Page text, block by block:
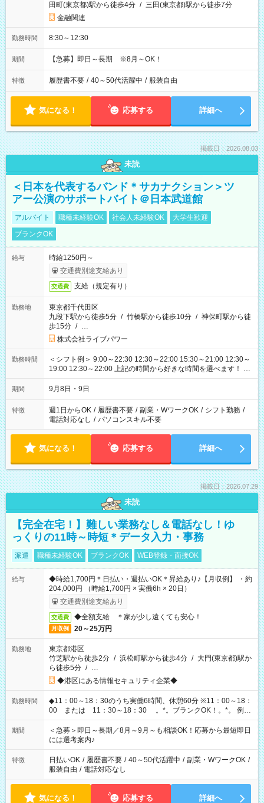
田町(東京都)駅から徒歩4分 / 三田(東京都)駅から徒歩7分
金融関連
勤務時間 8:30～12:30
期間 【急募】即日～長期 ※8月～OK！
特徴 履歴書不要 / 40～50代活躍中 / 服装自由
気になる！ 応募する 詳細へ
掲載日：2026.08.03
未読
＜日本を代表するバンド＊サカナクション＞ツ
アー公演のサポートバイト＠日本武道館
アルバイト 職種未経験OK 社会人未経験OK
大学生歓迎
ブランクOK
給与
時給1250円～
交通費別途支給あり
交通費 支給（規定有り）
勤務地
東京都千代田区
九段下駅から徒歩5分 / 竹橋駅から徒歩10分 / 神保町駅から徒
歩15分 / …
株式会社ライブパワー
勤務時間
＜シフト例＞ 9:00～22:30 12:30～22:00 15:30～21:00 12:30～
19:00 12:30～22:00 上記の時間から好きな時間を選べます！ ※
時間は変更となる可能性があります
期間 9月8日・9日
特徴 週1日からOK / 履歴書不要 / 副業・WワークOK / シフト勤務 /
電話対応なし / パソコンスキル不要
気になる！ 応募する 詳細へ
掲載日：2026.07.29
未読
【完全在宅！】難しい業務なし＆電話なし！ゆ
っくりの11時～時短＊データ入力・事務
派遣 職種未経験OK ブランクOK WEB登録・面接OK
給与
◆時給1,700円＊日払い・週払いOK＊昇給あり♪【月収例】 ・約
204,000円 （時給1,700円 × 実働6h × 20日）
交通費別途支給あり
交通費 ◆全額支給 ＊家が少し遠くても安心！
月収例 20～25万円
勤務地
東京都港区
竹芝駅から徒歩2分 / 浜松町駅から徒歩4分 / 大門(東京都)駅か
ら徒歩5分 / …
◆港区にある情報セキュリティ企業◆
勤務時間
◆11：00～18：30のうち実働6時間、休憩60分 ※11：00～18：
00 または 11：30～18：30 。*。ブランクOK！。*。 例え
ば前職が、 在宅/財団法人/事務/コールセンター/受付/販売/カフェ
スタッフ スイーツ販売/ホテルフロント/化粧品販売/など 様々な
業界から入社して活躍されています♪
期間
＜急募＞即日～長期／8月～9月～も相談OK！応募から最短即日
には選考案内♪
特徴 日払いOK / 履歴書不要 / 40～50代活躍中 / 副業・WワークOK /
服装自由 / 電話対応なし
気になる！ 応募する 詳細へ